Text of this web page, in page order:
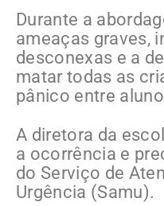
Durante a
ameaças graves,
desconexas e a
matar todas as
pânico entre
A diretora da
a ocorrência e
do Serviço de
Urgência (Samu).